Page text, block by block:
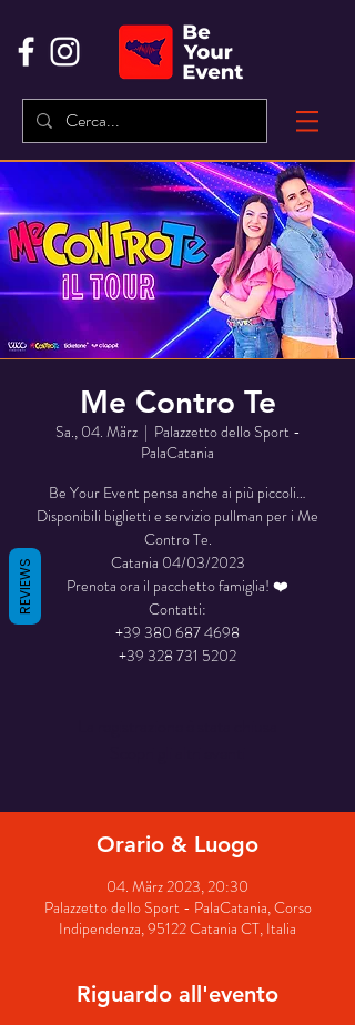
Me Contro Te
Sa., 04. März
  |
Palazzetto dello Sport -
PalaCatania
Be Your Event pensa anche ai più piccoli…
Disponibili biglietti e servizio pullman per i Me
Contro Te.
Catania 04/03/2023
Prenota ora il pacchetto famiglia! ❤️
Contatti:
+39 380 687 4698
+39 328 731 5202
Orario & Luogo
04. März 2023, 20:30
Palazzetto dello Sport - PalaCatania, Corso
Indipendenza, 95122 Catania CT, Italia
Riguardo all'evento
REVIEWS